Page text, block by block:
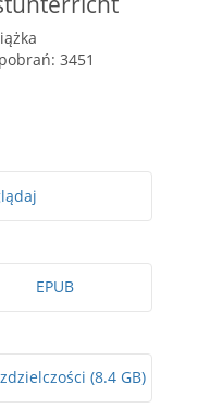
3451
EPUB
Skany w pełnej rozdzielczości (8.4 GB)